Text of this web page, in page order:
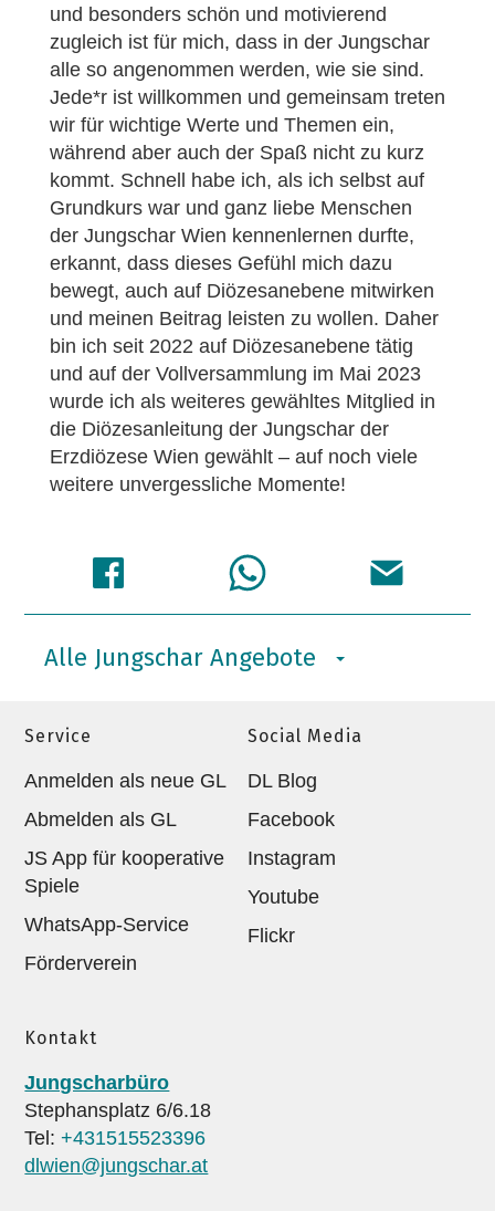
und besonders schön und motivierend
zugleich ist für mich, dass in der Jungschar
alle so angenommen werden, wie sie sind.
Jede*r ist willkommen und gemeinsam treten
wir für wichtige Werte und Themen ein,
während aber auch der Spaß nicht zu kurz
kommt. Schnell habe ich, als ich selbst auf
Grundkurs war und ganz liebe Menschen
der Jungschar Wien kennenlernen durfte,
erkannt, dass dieses Gefühl mich dazu
bewegt, auch auf Diözesanebene mitwirken
und meinen Beitrag leisten zu wollen. Daher
bin ich seit 2022 auf Diözesanebene tätig
und auf der Vollversammlung im Mai 2023
wurde ich als weiteres gewähltes Mitglied in
die Diözesanleitung der Jungschar der
Erzdiözese Wien gewählt – auf noch viele
weitere unvergessliche Momente!
Alle Jungschar Angebote
Service
Anmelden als neue GL
Abmelden als GL
JS App für kooperative
Spiele
WhatsApp-Service
Förderverein
Social Media
DL Blog
Facebook
Instagram
Youtube
Flickr
Kontakt
Jungscharbüro
Stephansplatz 6/6.18
Tel:+431515523396
dlwien@jungschar.at